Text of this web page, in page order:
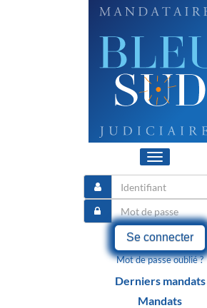
Toggle
navigation
Se connecter
Mot de passe oublié ?
Derniers mandats
Mandats